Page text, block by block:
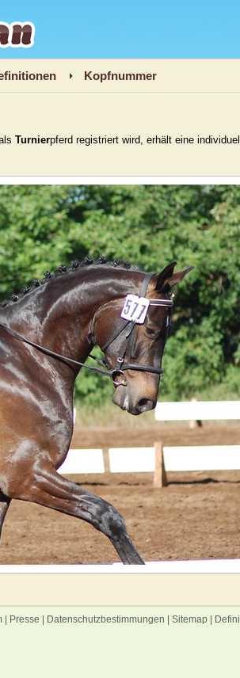
Kopfnummer
Turnierpferd registriert wird, erhält eine
Presse Datenschutzbestimmungen Sitemap